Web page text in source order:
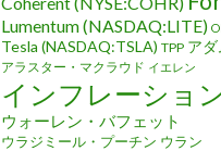
Lumentum (NASDAQ:LITE)
Tesla (NASDAQ:TSLA) TPP ア
アラスター・マクラウド イエレン
インフレーショ
ウォーレン・バフェット
ウラジミール・プーチン ウラン